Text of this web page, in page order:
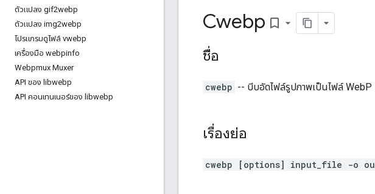
ตัวแปลง gif2webp
ตัวแปลง img2webp
โปรแกรมดูไฟล์ vwebp
เครื่องมือ webpinfo
Webpmux Muxer
API ของ libwebp
API คอนเทนเนอร์ของ libwebp
Cwebp bookmark_border
ชื่อ
cwebp -- บีบอัดไฟล์รูปภาพเป็นไฟล์ WebP
เรื่องย่อ
cwebp [options] input_file -o